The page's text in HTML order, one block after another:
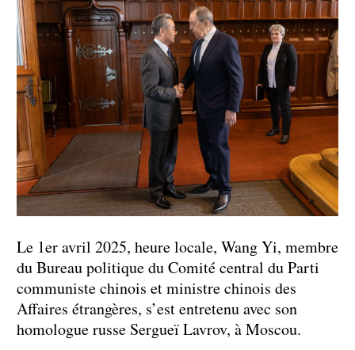
Le 1er avril 2025, heure locale, Wang Yi, membre
du Bureau politique du Comité central du Parti
communiste chinois et ministre chinois des
Affaires étrangères, s’est entretenu avec son
homologue russe Sergueï Lavrov, à Moscou.